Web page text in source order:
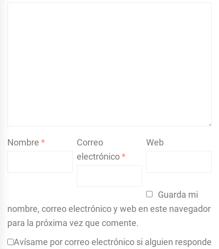
Nombre *
Correo
electrónico*
Web
Guarda mi
nombre, correo electrónico y web en este navegador
para la próxima vez que comente.
Avísame por correo electrónico si alguien responde